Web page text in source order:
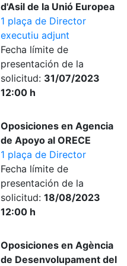
d'Asil de la Unió Europea
1 plaça de Director
executiu adjunt
Fecha límite de
presentación de la
solicitud: 31/07/2023
12:00 h
Oposiciones en Agencia
de Apoyo al ORECE
1 plaça de Director
Fecha límite de
presentación de la
solicitud: 18/08/2023
12:00 h
Oposiciones en Agència
de Desenvolupament del